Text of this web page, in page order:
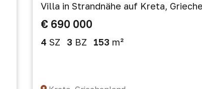
Villa in Strandnähe auf Kreta,
€ 690 000
4 SZ 3 BZ 153 m²